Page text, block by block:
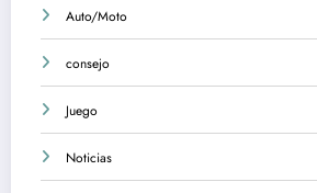
Auto/Moto
consejo
Juego
Noticias